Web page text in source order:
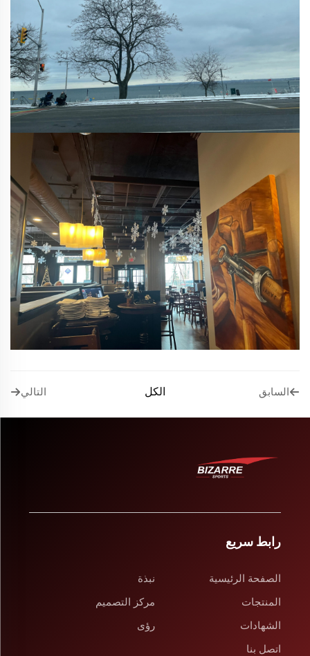
السابق الكل التالي
رابط سريع
الصفحة الرئيسية
نبذة
المنتجات
مركز التصميم
الشهادات
رؤى
اتصل بنا